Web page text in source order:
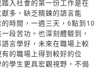
入社會的第一份工作是在
多，缺乏精鍊的語言能
時間，一週三天，6點到10
段苦功。也深刻體驗到，
言學好，未來在職場上較
的職場上得到較好的位
學生更具宏觀視野，不侷